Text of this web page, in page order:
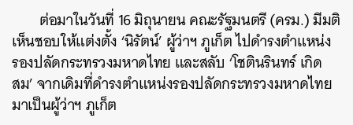
ต่อมาในวันที่ 16 มิถุนายน คณะรัฐมนตรี (ครม.) มีมติ
เห็นชอบให้แต่งตั้ง ‘นิรัตน์’ ผู้ว่าฯ ภูเก็ต ไปดำรงตำแหน่ง
รองปลัดกระทรวงมหาดไทย และสลับ ‘โชตินรินทร์ เกิด
สม’ จากเดิมที่ดำรงตำแหน่งรองปลัดกระทรวงมหาดไทย
มาเป็นผู้ว่าฯ ภูเก็ต